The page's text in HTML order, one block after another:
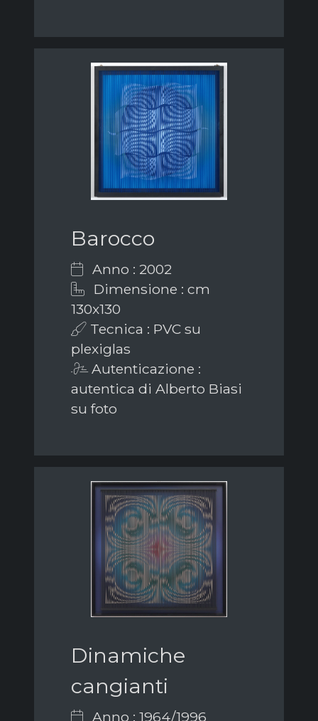
Barocco
Anno : 2002
Dimensione : cm
130x130
Tecnica : PVC su
plexiglas
Autenticazione :
autentica di Alberto Biasi
su foto
Dinamiche
cangianti
Anno : 1964/1996